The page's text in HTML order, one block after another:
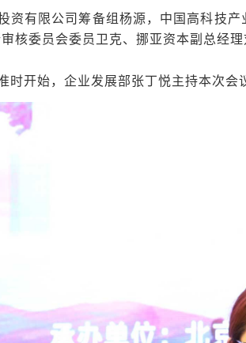
资有限公司筹备组杨源，中国高科技
核委员会委员卫克、挪亚资本副总经
时开始，企业发展部张丁悦主持本次会